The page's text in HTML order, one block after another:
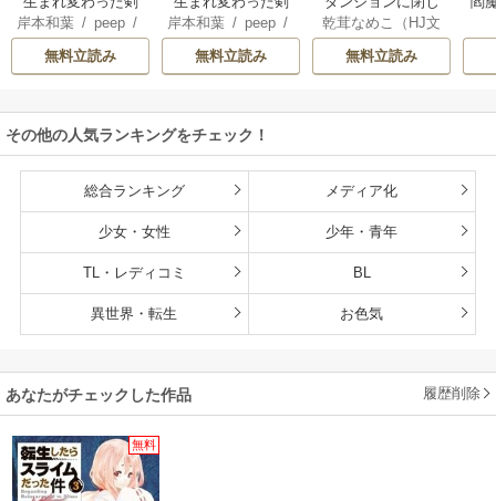
聖、剣士が冷遇さ
れる魔術至上主義
の学園で無双する
岸本和葉/ peep/
染野静也 /
/taskey STUDI
無料立読み
聖、剣士が冷遇さ
れる魔術至上主義
の学園で無双する
岸本和葉/ peep/
染野静也 /
/taskey STUDI
無料立読み
込められて25年。
救出されたときに
は立派な不審者に
版】
乾茸なめこ（HJ文
庫／ホビージャパ
ン刊）/御手洗太
無料立読み
その他の人気ランキングをチェック！
総合ランキング メディア化
少女・女性 少年・青年
TL・レディコミ BL
異世界・転生 お色気
あなたがチェックした作品 履歴削除
無料